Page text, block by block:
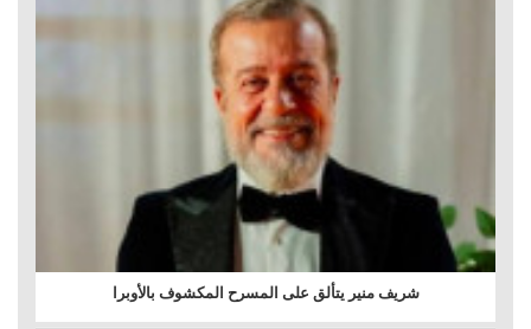
شريف منير يتألق على المسرح المكشوف بالأوبرا